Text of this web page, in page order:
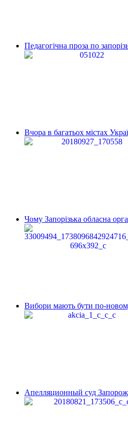
Педагогічна проза по
Вчора в багатьох містах
Чому Запорізька обласна
Вибори мають бути по-
Апелляционный суд